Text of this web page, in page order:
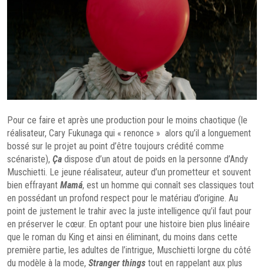
Pour ce faire et après une production pour le moins chaotique (le
réalisateur, Cary Fukunaga qui « renonce » alors qu’il a longuement
bossé sur le projet au point d’être toujours crédité comme
scénariste), Ça dispose d’un atout de poids en la personne d’Andy
Muschietti. Le jeune réalisateur, auteur d’un prometteur et souvent
bien effrayant Mamá, est un homme qui connaît ses classiques tout
en possédant un profond respect pour le matériau d’origine. Au
point de justement le trahir avec la juste intelligence qu’il faut pour
en préserver le cœur. En optant pour une histoire bien plus linéaire
que le roman du King et ainsi en éliminant, du moins dans cette
première partie, les adultes de l’intrigue, Muschietti lorgne du côté
du modèle à la mode, Stranger things tout en rappelant aux plus